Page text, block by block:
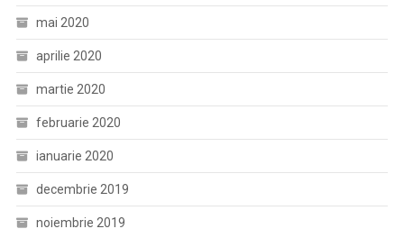
mai 2020
aprilie 2020
martie 2020
februarie 2020
ianuarie 2020
decembrie 2019
noiembrie 2019